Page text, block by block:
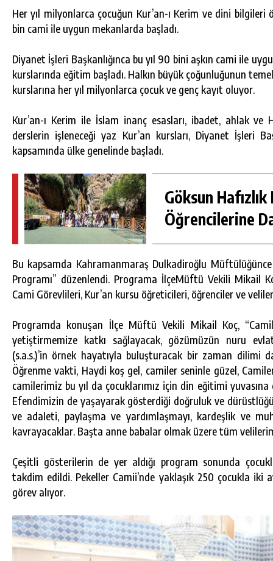
Her yıl milyonlarca çocuğun Kur’an-ı Kerim ve dini bilgileri
bin cami ile uygun mekanlarda başladı.
Diyanet İşleri Başkanlığınca bu yıl 90 bini aşkın cami ile
kurslarında eğitim başladı. Halkın büyük çoğunluğunun
kurslarına her yıl milyonlarca çocuk ve genç kayıt oluyor.
Kur’an-ı Kerim ile İslam inanç esasları, ibadet, ahlak ve
derslerin işleneceği yaz Kur’an kursları, Diyanet İşleri
kapsamında ülke genelinde başladı.
Göksun Hafızlık
Öğrencilerine
Bu kapsamda Kahramanmaraş Dulkadiroğlu Müftülüğünce
Programı” düzenlendi. Programa İlçeMüftü Vekili Mikail
Cami Görevlileri, Kur’an kursu öğreticileri, öğrenciler ve
Programda konuşan İlçe Müftü Vekili Mikail Koç,
yetiştirmemize katkı sağlayacak, gözümüzün nuru
(s.a.s.)’in örnek hayatıyla buluşturacak bir zaman dilimi
Öğrenme vakti, Haydi koş gel, camiler seninle güzel,
camilerimiz bu yıl da çocuklarımız için din eğitimi yuvasına
Efendimizin de yaşayarak gösterdiği doğruluk ve
ve adaleti, paylaşma ve yardımlaşmayı, kardeşlik ve
kavrayacaklar. Başta anne babalar olmak üzere tüm
Çeşitli gösterilerin de yer aldığı program sonunda
takdim edildi. Pekeller Camii’nde yaklaşık 250 çocukla
görev alıyor.
GÜNLÜK HABER AKIŞI
GÖKSUN HAFIZLIK KIZ KUR’AN KURSU
ÖĞRENCILERINE DARENDE GEZISI.